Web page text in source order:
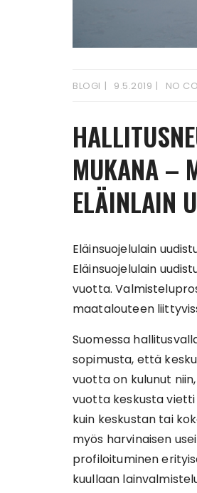
BLOGI 9.5.2019 NO
MUKANA –
ELÄINLAIN
Eläinsuojelulain
Eläinsuojelulain
vuotta.
maatalouteen
Suomessa
sopimusta, että
vuotta on kulunut
vuotta keskusta
kuin keskustan tai
myös harvinaisen
profiloituminen
kuullaan